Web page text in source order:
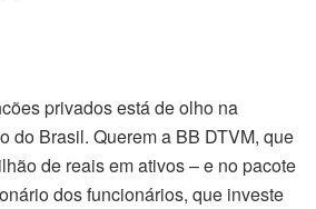
privados está de olho na
do Brasil. Querem a BB DTVM, que
de reais em ativos – e no pacote
dos funcionários, que investe